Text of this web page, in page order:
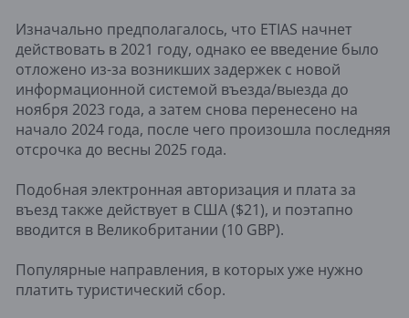
Изначально предполагалось, что ETIAS начнет
действовать в 2021 году, однако ее введение было
отложено из-за возникших задержек с новой
информационной системой въезда/выезда до
ноября 2023 года, а затем снова перенесено на
начало 2024 года, после чего произошла последняя
отсрочка до весны 2025 года.
Подобная электронная авторизация и плата за
въезд также действует в США ($21), и поэтапно
вводится в Великобритании (10 GBP).
Популярные направления, в которых уже нужно
платить туристический сбор.